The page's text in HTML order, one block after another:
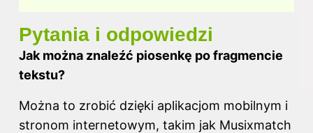
Pytania i odpowiedzi
Jak można znaleźć piosenkę po fragmencie
tekstu?
Można to zrobić dzięki aplikacjom mobilnym i
stronom internetowym, takim jak Musixmatch